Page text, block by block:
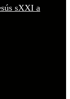
sXXI a